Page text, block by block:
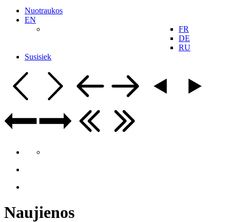
Nuotraukos
EN
FR
DE
RU
Susisiek
Naujienos